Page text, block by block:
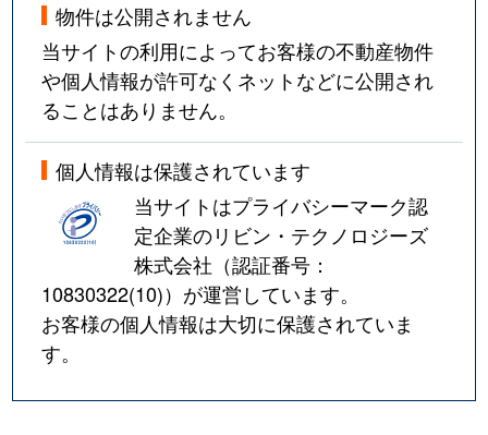
物件は公開されません
当サイトの利用によってお客様の不動産物件
や個人情報が許可なくネットなどに公開され
ることはありません。
個人情報は保護されています
当サイトはプライバシーマーク認
定企業のリビン・テクノロジーズ
株式会社（認証番号：
10830322(10)）が運営しています。
お客様の個人情報は大切に保護されていま
す。